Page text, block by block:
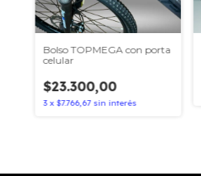
Bolso TOPMEGA con porta
celular
$23.300,00
3 x$7.766,67 sin interés